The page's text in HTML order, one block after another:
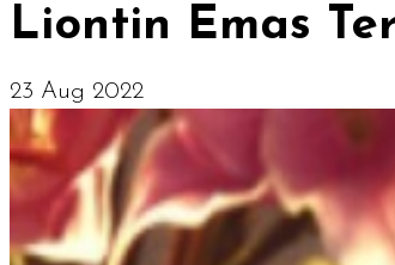
Liontin Emas
23 Aug 2022